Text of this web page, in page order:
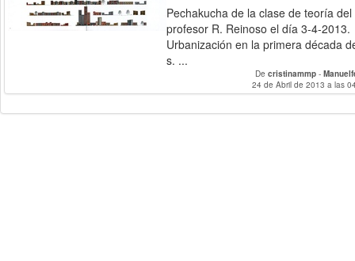
Pechakucha de la clase de teoría del
profesor R. Reinoso el día 3-4-2013.
Urbanización en la primera década
s. ...
De cristinammp -
24 de Abril de 2013 a las